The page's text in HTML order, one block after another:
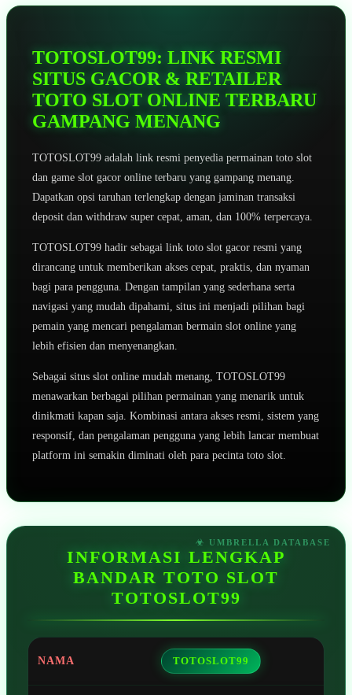
Tautan
TOTOSLOT99: LINK RESMI
SITUS GACOR & RETAILER
TOTO SLOT ONLINE TERBARU
GAMPANG MENANG
TOTOSLOT99 adalah link resmi penyedia permainan toto slot
dan game slot gacor online terbaru yang gampang menang.
Dapatkan opsi taruhan terlengkap dengan jaminan transaksi
deposit dan withdraw super cepat, aman, dan 100% terpercaya.
TOTOSLOT99 hadir sebagai link toto slot gacor resmi yang
dirancang untuk memberikan akses cepat, praktis, dan nyaman
bagi para pengguna. Dengan tampilan yang sederhana serta
navigasi yang mudah dipahami, situs ini menjadi pilihan bagi
pemain yang mencari pengalaman bermain slot online yang
lebih efisien dan menyenangkan.
Sebagai situs slot online mudah menang, TOTOSLOT99
menawarkan berbagai pilihan permainan yang menarik untuk
dinikmati kapan saja. Kombinasi antara akses resmi, sistem yang
responsif, dan pengalaman pengguna yang lebih lancar membuat
platform ini semakin diminati oleh para pecinta toto slot.
INFORMASI LENGKAP
BANDAR TOTO SLOT
TOTOSLOT99
NAMA TOTOSLOT99